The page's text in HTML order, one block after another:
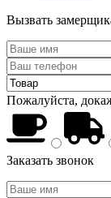
Вызвать
Пожалуйста,
Заказать звонок